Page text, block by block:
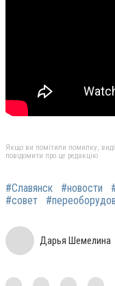
Якщо ви помітили помилку,
повідомити про це редакцію
#Славянск #новости
#совет
Дарья Шемелина